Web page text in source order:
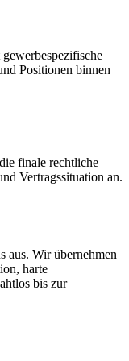
Positionen binnen
finale rechtliche
Vertragssituation an.
aus. Wir übernehmen
harte
bis zur